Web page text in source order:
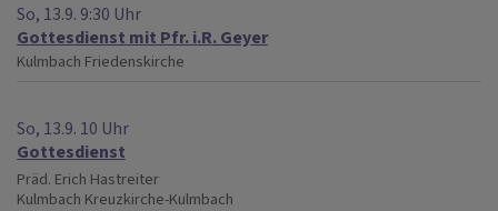
So, 13.9. 9:30 Uhr
Gottesdienst mit Pfr. i.R. Geyer
Kulmbach Friedenskirche
So, 13.9. 10 Uhr
Gottesdienst
Präd. Erich Hastreiter
Kulmbach Kreuzkirche-Kulmbach